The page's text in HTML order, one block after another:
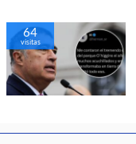
64
visitas